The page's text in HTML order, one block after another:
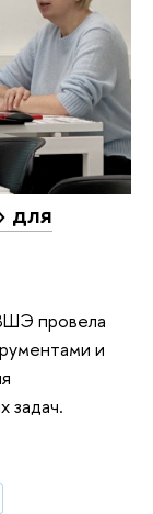
для
провела
и
задач.